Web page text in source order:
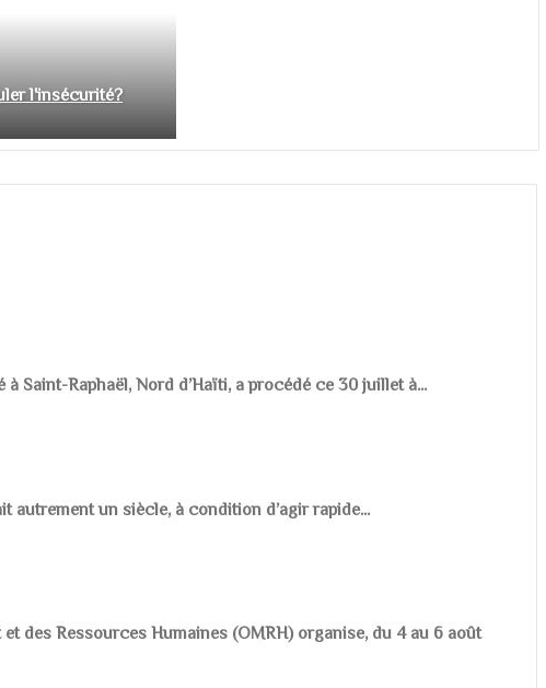
l'insécurité?
Raphaël, Nord d’Haïti, a procédé ce 30 juillet à...
autrement un siècle, à condition d’agir rapide...
des Ressources Humaines (OMRH) organise, du 4 au 6 août